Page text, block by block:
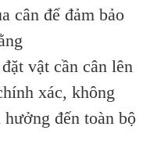
cân để đảm bảo
vật cần cân lên
xác, không
đến toàn bộ